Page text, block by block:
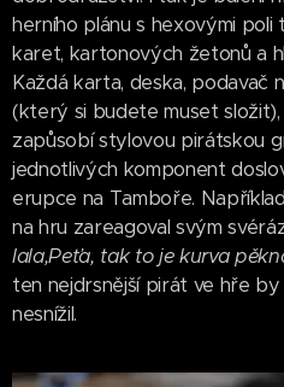
herního plánu s hexovými
karet, kartonových žetonů a
Každá karta, deska, podavač
(který si budete muset složit),
zapůsobí stylovou pirátskou
jednotlivých komponent
erupce na Tamboře.
na hru zareagoval svým
lala,Peťa, tak to je kurva
ten nejdrsnější pirát ve hře
nesnížil.